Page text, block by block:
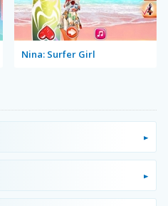
Nina: Surfer Girl